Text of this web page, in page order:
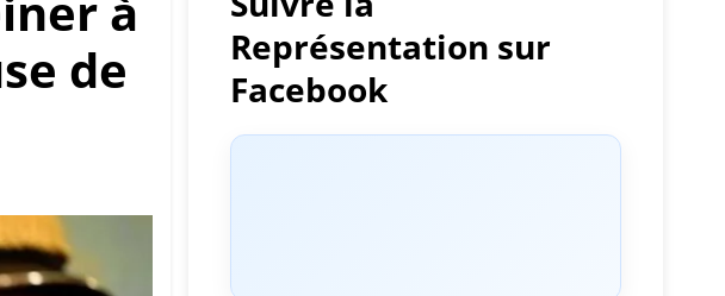
de
Représentation sur
Facebook